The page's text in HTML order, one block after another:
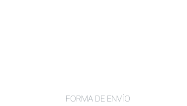
FORMA DE ENVÍO